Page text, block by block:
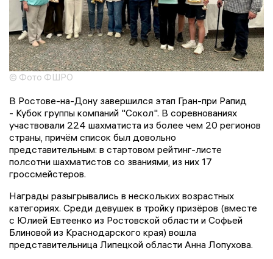
© Фото ФШРО
В Ростове-на-Дону завершился этап Гран-при Рапид
- Кубок группы компаний "Сокол". В соревнованиях
участвовали 224 шахматиста из более чем 20 регионов
страны, причём список был довольно
представительным: в стартовом рейтинг-листе
полсотни шахматистов со званиями, из них 17
гроссмейстеров.
Награды разыгрывались в нескольких возрастных
категориях. Среди девушек в тройку призёров (вместе
с Юлией Евтеенко из Ростовской области и Софьей
Блиновой из Краснодарского края) вошла
представительница Липецкой области Анна Лопухова.